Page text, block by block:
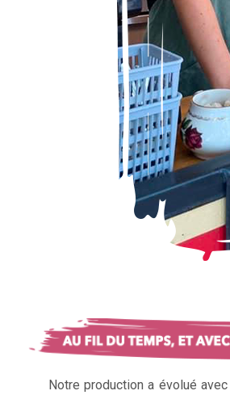
Notre production a évolué